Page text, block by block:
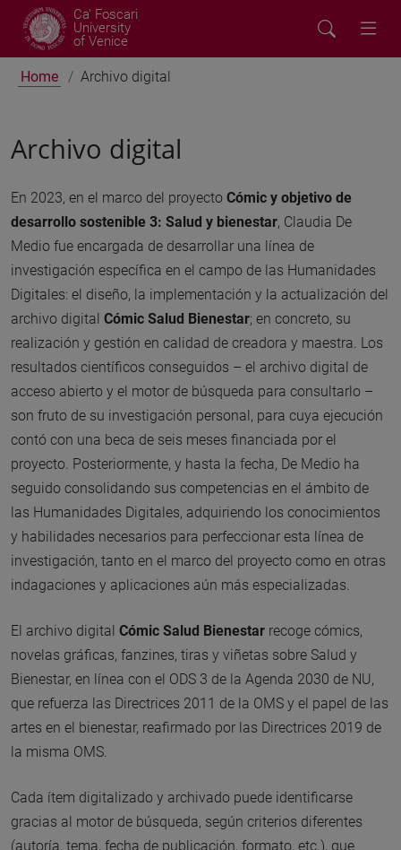
Ca' Foscari
University
of Venice
Home Archivo digital
Archivo digital
En 2023, en el marco del proyecto Cómic y objetivo de
desarrollo sostenible 3: Salud y bienestar, Claudia De
Medio fue encargada de desarrollar una línea de
investigación específica en el campo de las Humanidades
Digitales: el diseño, la implementación y la actualización del
archivo digital Cómic Salud Bienestar; en concreto, su
realización y gestión en calidad de creadora y maestra. Los
resultados científicos conseguidos – el archivo digital de
acceso abierto y el motor de búsqueda para consultarlo –
son fruto de su investigación personal, para cuya ejecución
contó con una beca de seis meses financiada por el
proyecto. Posteriormente, y hasta la fecha, De Medio ha
seguido consolidando sus competencias en el ámbito de
las Humanidades Digitales, adquiriendo los conocimientos
y habilidades necesarios para perfeccionar esta línea de
investigación, tanto en el marco del proyecto como en otras
indagaciones y aplicaciones aún más especializadas.
El archivo digital Cómic Salud Bienestar recoge cómics,
novelas gráficas, fanzines, tiras y viñetas sobre Salud y
Bienestar, en línea con el ODS 3 de la Agenda 2030 de NU,
que refuerza las Directrices 2011 de la OMS y el papel de las
artes en el bienestar, reafirmado por las Directrices 2019 de
la misma OMS.
Cada ítem digitalizado y archivado puede identificarse
gracias al motor de búsqueda, según criterios diferentes
(autoría, tema, fecha de publicación, formato, etc.), que